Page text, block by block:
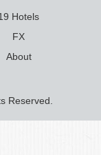
Hotels
FX
About
Reserved.